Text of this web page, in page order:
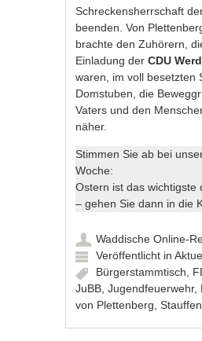
Schreckensherrschaft
beenden. Von
brachte den Zuhörern,
Einladung derCDU
waren, im voll besetzten
Domstuben, die
Vaters und den
näher.
Stimmen Sie ab bei
Woche:
Ostern ist das wichtigste
– gehen Sie dann in die
Waddische Online-
Veröffentlicht in
Bürgerstammtisch,
JuBB,Jugendfeuerwehr,
von Plettenberg,